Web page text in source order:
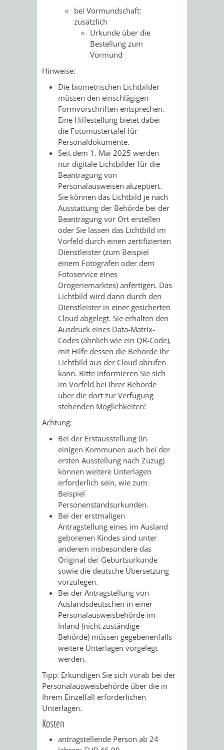
bei Vormundschaft:
zusätzlich
Urkunde über die
Bestellung zum
Vormund
Hinweise:
Die biometrischen Lichtbilder
müssen den einschlägigen
Formvorschriften entsprechen.
Eine Hilfestellung bietet dabei
die Fotomustertafel für
Personaldokumente.
Seit dem 1. Mai 2025 werden
nur digitale Lichtbilder für die
Beantragung von
Personalausweisen akzeptiert.
Sie können das Lichtbild je nach
Ausstattung der Behörde bei der
Beantragung vor Ort erstellen
oder Sie lassen das Lichtbild im
Vorfeld durch einen zertifizierten
Dienstleister (zum Beispiel
einem Fotografen oder dem
Fotoservice eines
Drogeriemarktes) anfertigen. Das
Lichtbild wird dann durch den
Dienstleister in einer gesicherten
Cloud abgelegt. Sie erhalten den
Ausdruck eines Data-Matrix-
Codes (ähnlich wie ein QR-Code),
mit Hilfe dessen die Behörde Ihr
Lichtbild aus der Cloud abrufen
kann. Bitte informieren Sie sich
im Vorfeld bei Ihrer Behörde
über die dort zur Verfügung
stehenden Möglichkeiten!
Achtung:
Bei der Erstausstellung (in
einigen Kommunen auch bei der
ersten Ausstellung nach Zuzug)
können weitere Unterlagen
erforderlich sein, wie zum
Beispiel
Personenstandsurkunden.
Bei der erstmaligen
Antragstellung eines im Ausland
geborenen Kindes sind unter
anderem insbesondere das
Original der Geburtsurkunde
sowie die deutsche Übersetzung
vorzulegen.
Bei der Antragstellung von
Auslandsdeutschen in einer
Personalausweisbehörde im
Inland (nicht zuständige
Behörde) müssen gegebenenfalls
weitere Unterlagen vorgelegt
werden.
Tipp: Erkundigen Sie sich vorab bei der
Personalausweisbehörde über die in
Ihrem Einzelfall erforderlichen
Unterlagen.
Kosten
antragstellende Person ab 24